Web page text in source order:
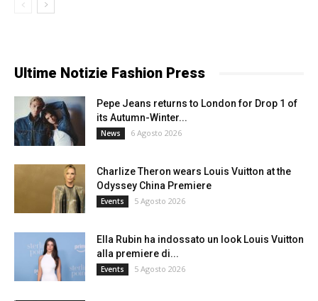
Ultime Notizie Fashion Press
Pepe Jeans returns to London for Drop 1 of
its Autumn-Winter...
News 6 Agosto 2026
Charlize Theron wears Louis Vuitton at the
Odyssey China Premiere
Events 5 Agosto 2026
Ella Rubin ha indossato un look Louis Vuitton
alla premiere di...
Events 5 Agosto 2026